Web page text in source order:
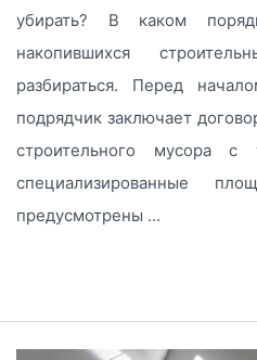
убирать? В каком
накопившихся
разбираться. Перед
подрядчик заключает
строительного мусора с
специализированные
предусмотрены ...